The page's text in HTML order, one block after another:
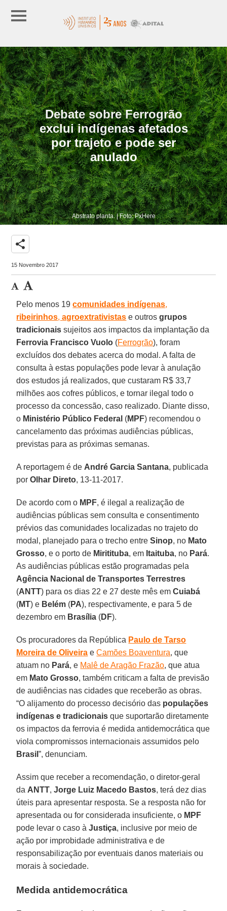
Debate sobre Ferrogrão
exclui indígenas afetados
por trajeto e pode ser
anulado
Abstrato planta. | Foto: PxHere
share
15 Novembro 2017
Pelo menos 19comunidades indígenas,
ribeirinhos,agroextrativistas e outrosgrupos
tradicionais sujeitos aos impactos da implantação da
Ferrovia Francisco Vuolo (Ferrogrão), foram
excluídos dos debates acerca do modal. A falta de
consulta à estas populações pode levar à anulação
dos estudos já realizados, que custaram R$ 33,7
milhões aos cofres públicos, e tornar ilegal todo o
processo da concessão, caso realizado. Diante disso,
o Ministério Público Federal (MPF) recomendou o
cancelamento das próximas audiências públicas,
previstas para as próximas semanas.
A reportagem é de André Garcia Santana, publicada
porOlhar Direto, 13-11-2017.
De acordo com o MPF, é ilegal a realização de
audiências públicas sem consulta e consentimento
prévios das comunidades localizadas no trajeto do
modal, planejado para o trecho entreSinop, no Mato
Grosso, e o porto de Miritituba, em Itaituba, no Pará.
As audiências públicas estão programadas pela
Agência Nacional de Transportes Terrestres
(ANTT) para os dias 22 e 27 deste mês emCuiabá
(MT) e Belém (PA), respectivamente, e para 5 de
dezembro em Brasília (DF).
Os procuradores da República Paulo de Tarso
Moreira de Oliveira eCamões Boaventura, que
atuam no Pará, e Malê de Aragão Frazão, que atua
em Mato Grosso, também criticam a falta de previsão
de audiências nas cidades que receberão as obras.
“O alijamento do processo decisório das populações
indígenas e tradicionais que suportarão diretamente
os impactos da ferrovia é medida antidemocrática que
viola compromissos internacionais assumidos pelo
Brasil”, denunciam.
Assim que receber a recomendação, o diretor-geral
da ANTT,Jorge Luiz Macedo Bastos, terá dez dias
úteis para apresentar resposta. Se a resposta não for
apresentada ou for considerada insuficiente, o MPF
pode levar o caso àJustiça, inclusive por meio de
ação por improbidade administrativa e de
responsabilização por eventuais danos materiais ou
morais à sociedade.
Medida antidemocrática